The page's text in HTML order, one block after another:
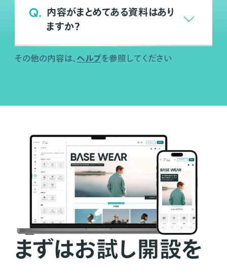
Q. 内容がまとめてある資料はあり
ますか？
その他の内容は、 ヘルプを参照してください
まずはお試し開設を